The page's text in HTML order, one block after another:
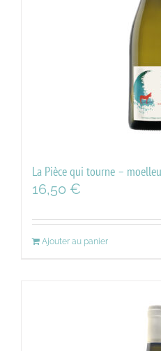
La Pièce qui tourne –
16,50 €
Ajouter au panier